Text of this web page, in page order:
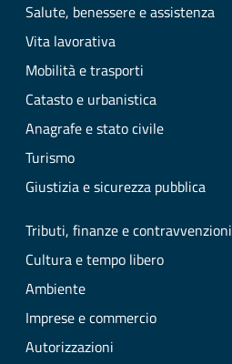
Salute, benessere e assistenza
Vita lavorativa
Mobilità e trasporti
Catasto e urbanistica
Anagrafe e stato civile
Turismo
Giustizia e sicurezza pubblica
Tributi, finanze e contravvenzioni
Cultura e tempo libero
Ambiente
Imprese e commercio
Autorizzazioni